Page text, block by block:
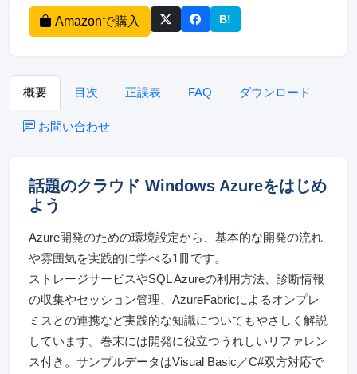
Amazonで購入 B!このページをはてなブッ
概要 目次 正誤表 FAQ ダウンロード
お問い合わせ
話題のクラウド Windows Azureをはじめ
よう
Azure開発のための環境設定から、基本的な開発の流れ
や雰囲気を実践的に学べる1冊です。
ストレージサービスやSQL Azureの利用方法、診断情報
の収集やセッション管理、AzureFabricによるオンプレ
ミスとの連携など実践的な知識についてもやさしく解説
しています。巻末には開発に役立つうれしいリファレン
ス付き。サンプルデータはVisual Basic／C#双方対応で